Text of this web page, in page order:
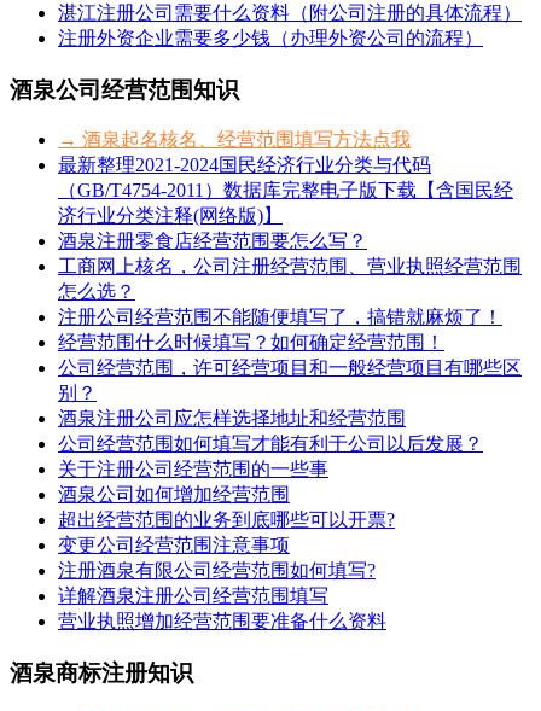
湛江注册公司需要什么资料（附公司注册的具体流程）
注册外资企业需要多少钱（办理外资公司的流程）
酒泉公司经营范围知识
→ 酒泉起名核名、经营范围填写方法点我
最新整理2021-2024国民经济行业分类与代码
（GB/T4754-2011）数据库完整电子版下载【含国民经
济行业分类注释(网络版)】
酒泉注册零食店经营范围要怎么写？
工商网上核名，公司注册经营范围、营业执照经营范围
怎么选？
注册公司经营范围不能随便填写了，搞错就麻烦了！
经营范围什么时候填写？如何确定经营范围！
公司经营范围，许可经营项目和一般经营项目有哪些区
别？
酒泉注册公司应怎样选择地址和经营范围
公司经营范围如何填写才能有利于公司以后发展？
关于注册公司经营范围的一些事
酒泉公司如何增加经营范围
超出经营范围的业务到底哪些可以开票?
变更公司经营范围注意事项
注册酒泉有限公司经营范围如何填写?
详解酒泉注册公司经营范围填写
营业执照增加经营范围要准备什么资料
酒泉商标注册知识